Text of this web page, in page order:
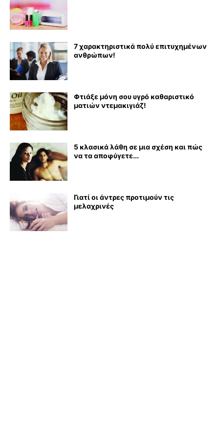
7 χαρακτηριστικά πολύ επιτυχημένων
ανθρώπων!
Φτιάξε μόνη σου υγρό καθαριστικό
ματιών ντεμακιγιάζ!
5 κλασικά λάθη σε μια σχέση και πώς
να τα αποφύγετε...
Γιατί οι άντρες προτιμούν τις
μελαχρινές